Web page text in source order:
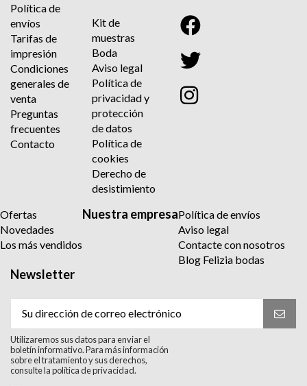
Política de
envíos
Tarifas de
impresión
Condiciones
generales de
venta
Preguntas
frecuentes
Contacto
Kit de
muestras
Boda
Aviso legal
Política de
privacidad y
protección
de datos
Política de
cookies
Derecho de
desistimiento
Ofertas
Novedades
Los más vendidos
Nuestra empresaPolítica de envíos
Aviso legal
Contacte con nosotros
Blog Felizia bodas
Newsletter
Utilizaremos sus datos para enviar el
boletín informativo. Para más información
sobre el tratamiento y sus derechos,
consulte la política de privacidad.